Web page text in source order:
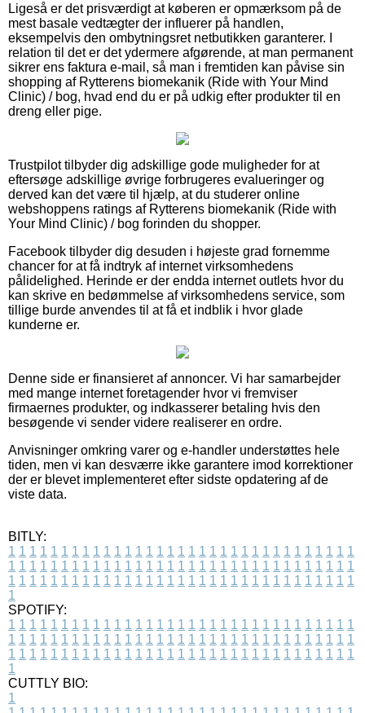
Ligeså er det prisværdigt at køberen er opmærksom på de
mest basale vedtægter der influerer på handlen,
eksempelvis den ombytningsret netbutikken garanterer. I
relation til det er det ydermere afgørende, at man permanent
sikrer ens faktura e-mail, så man i fremtiden kan påvise sin
shopping af Rytterens biomekanik (Ride with Your Mind
Clinic) / bog, hvad end du er på udkig efter produkter til en
dreng eller pige.
Trustpilot tilbyder dig adskillige gode muligheder for at
eftersøge adskillige øvrige forbrugeres evalueringer og
derved kan det være til hjælp, at du studerer online
webshoppens ratings af Rytterens biomekanik (Ride with
Your Mind Clinic) / bog forinden du shopper.
Facebook tilbyder dig desuden i højeste grad fornemme
chancer for at få indtryk af internet virksomhedens
pålidelighed. Herinde er der endda internet outlets hvor du
kan skrive en bedømmelse af virksomhedens service, som
tillige burde anvendes til at få et indblik i hvor glade
kunderne er.
Denne side er finansieret af annoncer. Vi har samarbejder
med mange internet foretagender hvor vi fremviser
firmaernes produkter, og indkasserer betaling hvis den
besøgende vi sender videre realiserer en ordre.
Anvisninger omkring varer og e-handler understøttes hele
tiden, men vi kan desværre ikke garantere imod korrektioner
der er blevet implementeret efter sidste opdatering af de
viste data.
BITLY:
1 1 1 1 1 1 1 1 1 1 1 1 1 1 1 1 1 1 1 1 1 1 1 1 1 1 1 1 1 1 1 1 1
1 1 1 1 1 1 1 1 1 1 1 1 1 1 1 1 1 1 1 1 1 1 1 1 1 1 1 1 1 1 1 1 1
1 1 1 1 1 1 1 1 1 1 1 1 1 1 1 1 1 1 1 1 1 1 1 1 1 1 1 1 1 1 1 1 1
1
SPOTIFY:
1 1 1 1 1 1 1 1 1 1 1 1 1 1 1 1 1 1 1 1 1 1 1 1 1 1 1 1 1 1 1 1 1
1 1 1 1 1 1 1 1 1 1 1 1 1 1 1 1 1 1 1 1 1 1 1 1 1 1 1 1 1 1 1 1 1
1 1 1 1 1 1 1 1 1 1 1 1 1 1 1 1 1 1 1 1 1 1 1 1 1 1 1 1 1 1 1 1 1
1
CUTTLY BIO:
1